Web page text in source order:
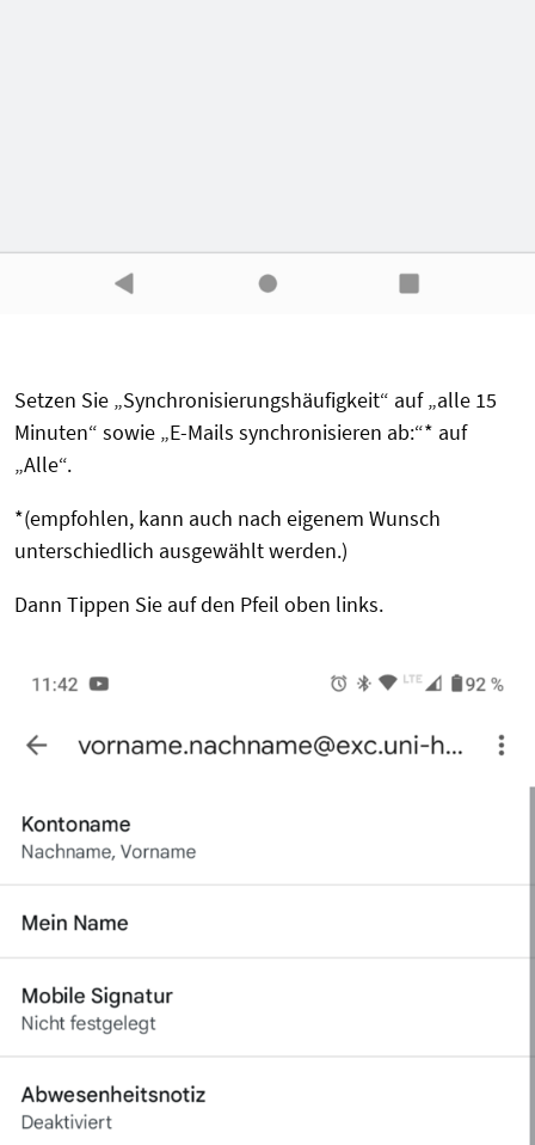
Setzen Sie „Synchronisierungshäufigkeit“ auf „alle 15
Minuten“ sowie „E-Mails synchronisieren ab:“* auf
„Alle“.
*(empfohlen, kann auch nach eigenem Wunsch
unterschiedlich ausgewählt werden.)
Dann Tippen Sie auf den Pfeil oben links.